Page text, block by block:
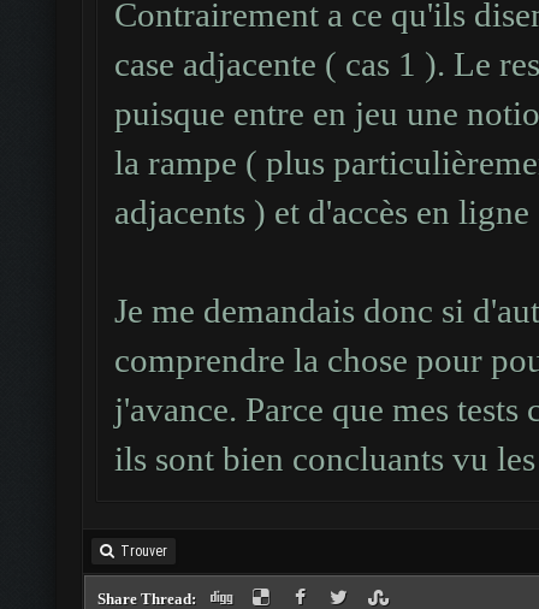
Contrairement a ce qu'ils
case adjacente ( cas 1 ). Le
puisque entre en jeu une
la rampe ( plus
adjacents ) et d'accès en
Je me demandais donc si
comprendre la chose pour
j'avance. Parce que mes tests
ils sont bien concluants vu
Trouver
Share Thread: